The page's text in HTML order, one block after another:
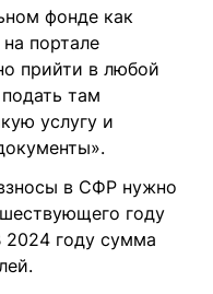
фонде как
портале
прийти в любой
там
услугу и
в СФР нужно
году
2024 году сумма